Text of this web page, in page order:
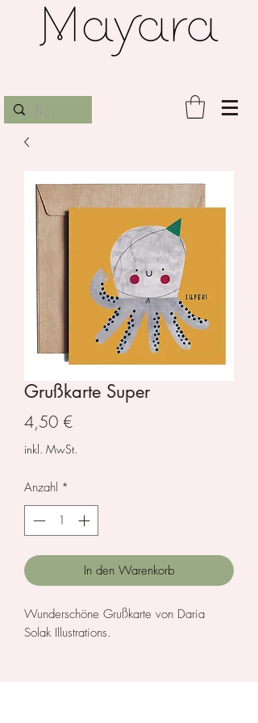
Grußkarte Super
4,50 €Preis
inkl. MwSt.
Anzahl *
In den Warenkorb
Wunderschöne Grußkarte von Daria
Solak Illustrations.